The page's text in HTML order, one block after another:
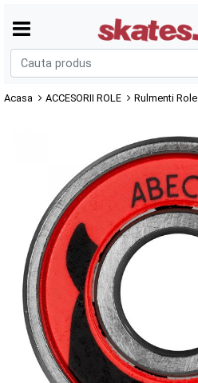
Acasa ACCESORII ROLE Rulmenti Role